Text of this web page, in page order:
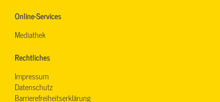
Online-Services
Mediathek
Rechtliches
Impressum
Datenschutz
Barrierefreiheitserklärung